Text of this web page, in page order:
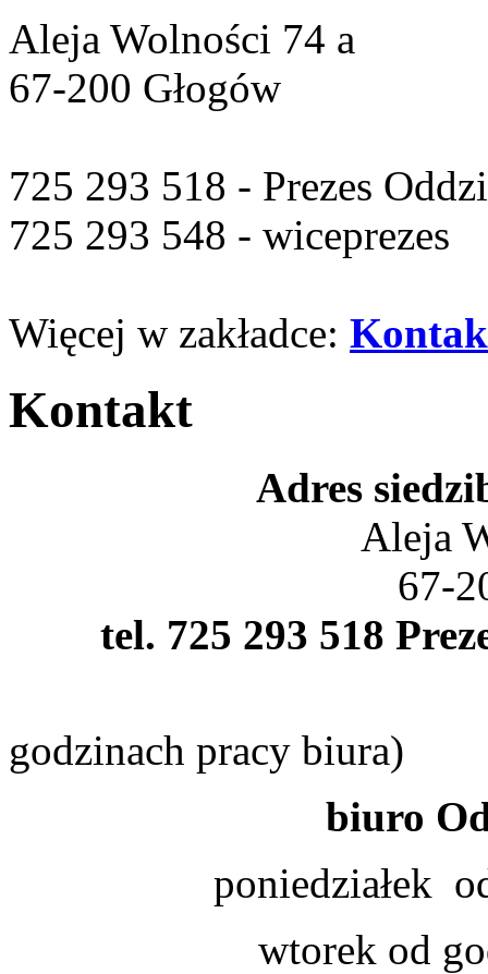
Aleja Wolności 74 a
67-200 Głogów
725 293 518 - Prezes
725 293 548 - wiceprezes
Więcej w zakładce:
Kontakt
Adres
Aleja
67-
tel. 725 293 518
godzinach pracy biura)
biuro
poniedziałek
wtorek od